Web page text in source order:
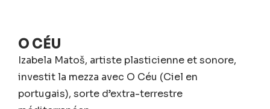
O CÉU
Izabela Matoš, artiste plasticienne et sonore,
investit la mezza avec O Céu (Ciel en
portugais), sorte d’extra-terrestre